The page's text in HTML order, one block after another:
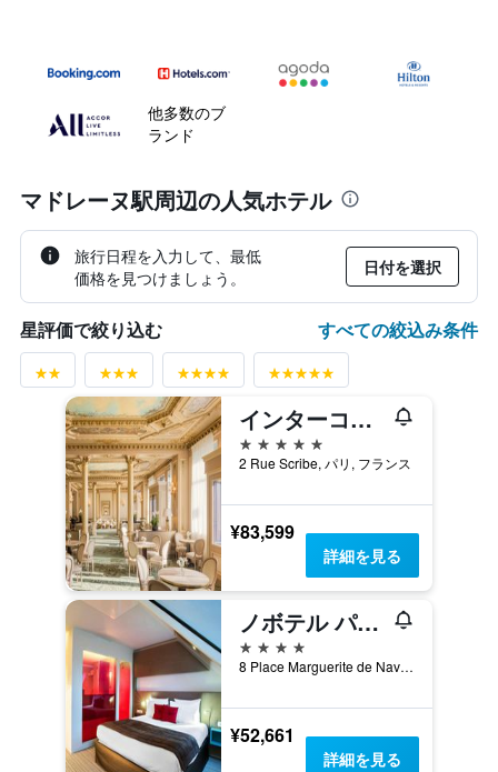
他多数のブ
ランド
マドレーヌ駅周辺の人気ホテル
旅行日程を入力して、最低
価格を見つけましょう。
日付を選択
星評価で絞り込む すべての絞込み条件
インターコンチネンタル パリ ル グラン
5つ星
2 Rue Scribe, パリ, フランス
¥83,599
詳細を見る
ノボテル パリ レ アール
4つ星
8 Place Marguerite de Navarre, パリ, フランス
¥52,661
詳細を見る